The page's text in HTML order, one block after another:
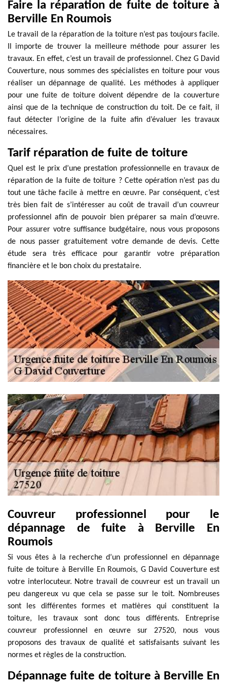
Faire la réparation de fuite de toiture à
Berville En Roumois
Le travail de la réparation de la toiture n’est pas toujours facile.
Il importe de trouver la meilleure méthode pour assurer les
travaux. En effet, c’est un travail de professionnel. Chez G David
Couverture, nous sommes des spécialistes en toiture pour vous
réaliser un dépannage de qualité. Les méthodes à appliquer
pour une fuite de toiture doivent dépendre de la couverture
ainsi que de la technique de construction du toit. De ce fait, il
faut détecter l’origine de la fuite afin d’évaluer les travaux
nécessaires.
Tarif réparation de fuite de toiture
Quel est le prix d’une prestation professionnelle en travaux de
réparation de la fuite de toiture ? Cette opération n’est pas du
tout une tâche facile à mettre en œuvre. Par conséquent, c’est
très bien fait de s’intéresser au coût de travail d’un couvreur
professionnel afin de pouvoir bien préparer sa main d’œuvre.
Pour assurer votre suffisance budgétaire, nous vous proposons
de nous passer gratuitement votre demande de devis. Cette
étude sera très efficace pour garantir votre préparation
financière et le bon choix du prestataire.
Couvreur professionnel pour le
dépannage de fuite à Berville En
Roumois
Si vous êtes à la recherche d’un professionnel en dépannage
fuite de toiture à Berville En Roumois, G David Couverture est
votre interlocuteur. Notre travail de couvreur est un travail un
peu dangereux vu que cela se passe sur le toit. Nombreuses
sont les différentes formes et matières qui constituent la
toiture, les travaux sont donc tous différents. Entreprise
couvreur professionnel en œuvre sur 27520, nous vous
proposons des travaux de qualité et satisfaisants suivant les
normes et règles de la construction.
Dépannage fuite de toiture à Berville En